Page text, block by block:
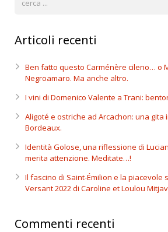
Articoli recenti
Ben fatto questo Carménère cileno… o
Negroamaro. Ma anche altro.
I vini di Domenico Valente a Trani:
Aligoté e ostriche ad Arcachon: una gita
Bordeaux.
Identità Golose, una riflessione di
merita attenzione. Meditate…!
Il fascino di Saint-Émilion e la piacevole
Versant 2022 di Caroline et Loulou
Commenti recenti